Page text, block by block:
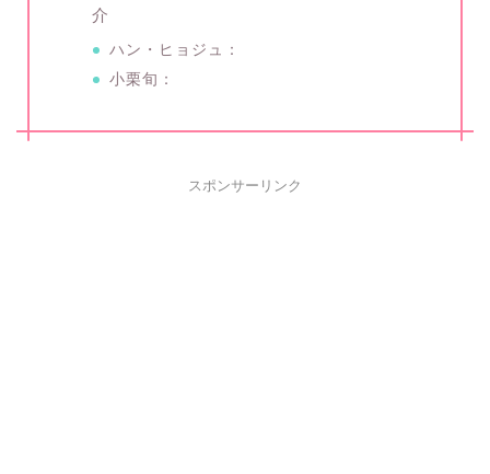
介
ハン・ヒョジュ：
小栗旬：
スポンサーリンク